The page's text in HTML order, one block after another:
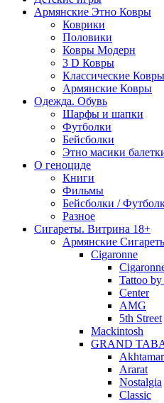
Армянские Этно Ковры
Коврики
Половики
Ковры Модерн
3 D Ковры
Классические Ковры
Армянские Ковры
Одежда. Обувь
Шарфы и шапки
Футболки
Бейсболки
Этно масики
О геноциде
Книги
Фильмы
Бейсболки /
Разное
Сигареты. Витрина 18+
Армянские
Cigaronne
Tattoo
Center
AMG
5th Street
Mackintosh
GRAND
Akhtamar
Ararat
Nostalgia
Classic